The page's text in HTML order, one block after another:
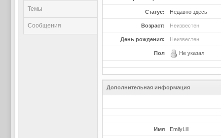
Темы
Сообщения
Статус: Недавно здесь
Возраст: Неизвестен
День рождения: Неизвестен
Пол Не указал
Дополнительная информация
Имя EmilyLill